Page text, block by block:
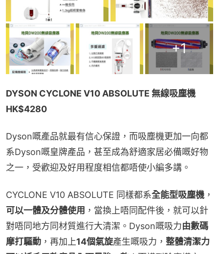
+1
DYSON CYCLONE V10 ABSOLUTE 無線吸塵機
HK$4280
Dyson嘅產品就最有信心保證，而吸塵機更加一向都
系Dyson嘅皇牌產品，甚至成為舒適家居必備嘅好物
之一，受歡迎及好用程度相信都唔使小編多講。
CYCLONE V10 ABSOLUTE 同樣都系全能型吸塵機 ，
可以一體及分體使用 ，當換上唔同配件後，就可以針
對唔同地方同材質進行大清潔。Dyson嘅吸力由數碼
摩打驅動 ，再加上14個氣旋產生嘅吸力， 整體清潔力